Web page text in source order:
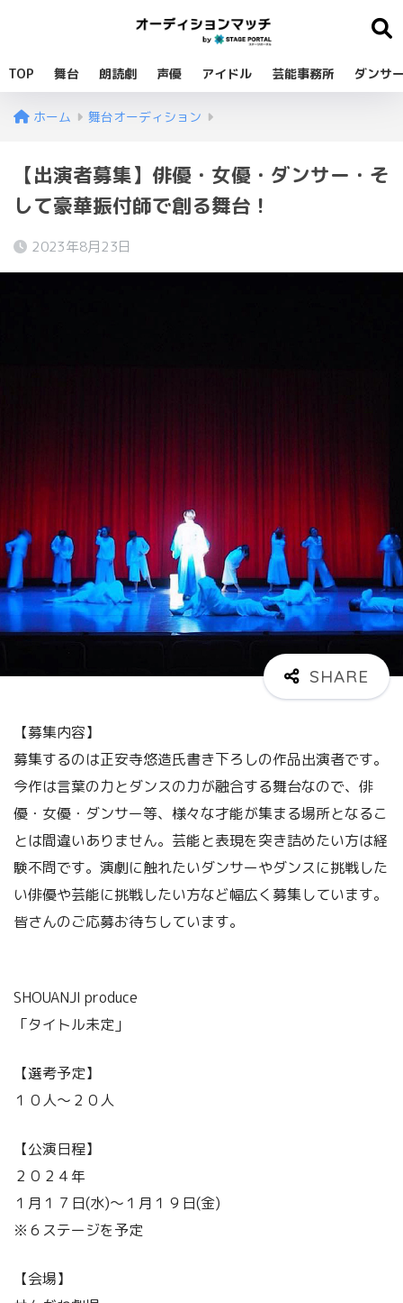
TOP 舞台 朗読劇 声優 アイドル 芸能事務所 ダンサ
ホーム 舞台オーディション
【出演者募集】俳優・女優・ダンサー・そ
して豪華振付師で創る舞台！
2023年8月23日
【募集内容】
募集するのは正安寺悠造氏書き下ろしの作品出演者です。
今作は言葉の力とダンスの力が融合する舞台なので、俳
優・女優・ダンサー等、様々な才能が集まる場所となるこ
とは間違いありません。芸能と表現を突き詰めたい方は経
験不問です。演劇に触れたいダンサーやダンスに挑戦した
い俳優や芸能に挑戦したい方など幅広く募集しています。
皆さんのご応募お待ちしています。
SHOUANJI produce
「タイトル未定」
【選考予定】
１０人～２０人
【公演日程】
２０２４年
１月１７日(水)〜１月１９日(金)
※６ステージを予定
【会場】